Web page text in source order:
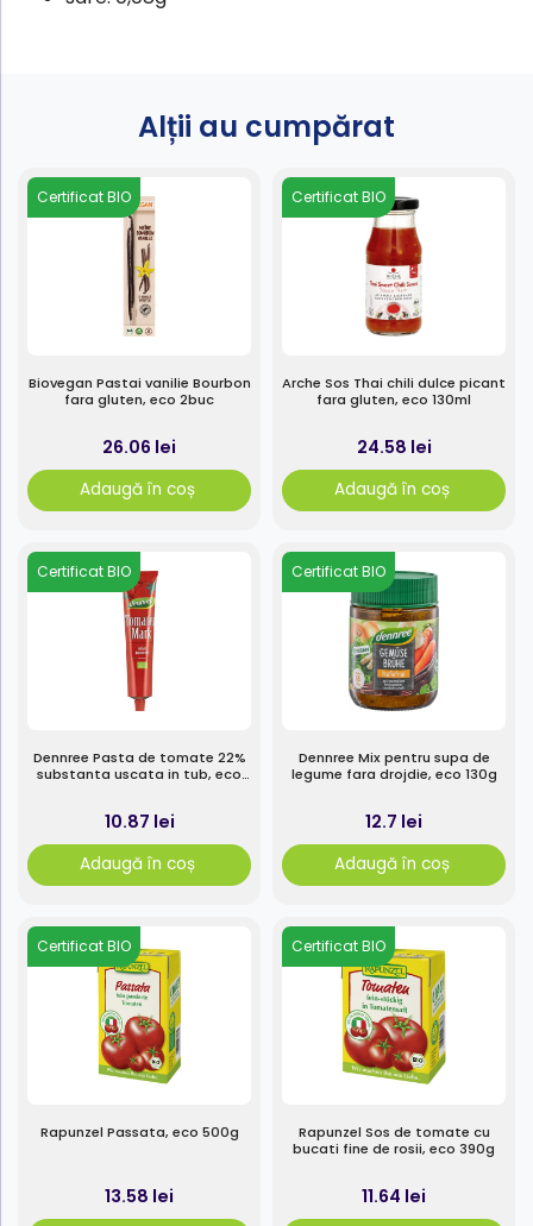
Alții au cumpărat
Certificat BIO
Biovegan Pastai vanilie Bourbon
fara gluten, eco 2buc
26.06 lei
Adaugă în coș
Certificat BIO
Arche Sos Thai chili dulce picant
fara gluten, eco 130ml
24.58 lei
Adaugă în coș
Certificat BIO
Dennree Pasta de tomate 22%
substanta uscata in tub, eco
10.87 lei
Adaugă în coș
Certificat BIO
Dennree Mix pentru supa de
legume fara drojdie, eco 130g
12.7 lei
Adaugă în coș
Certificat BIO
Rapunzel Passata, eco 500g
13.58 lei
Certificat BIO
Rapunzel Sos de tomate cu
bucati fine de rosii, eco 390g
11.64 lei